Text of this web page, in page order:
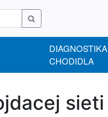
DIAGNOSTIKA
CHODIDLA
sieti